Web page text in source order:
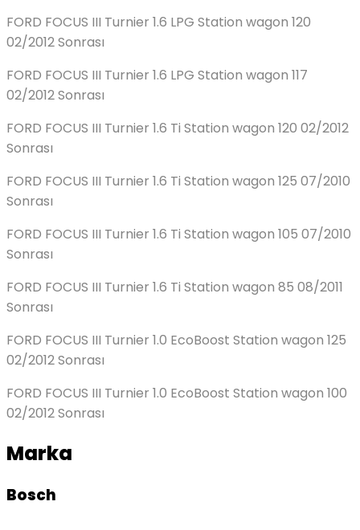
FORD FOCUS III Turnier 1.6 LPG Station wagon 120
02/2012 Sonrası
FORD FOCUS III Turnier 1.6 LPG Station wagon 117
02/2012 Sonrası
FORD FOCUS III Turnier 1.6 Ti Station wagon 120 02/2012
Sonrası
FORD FOCUS III Turnier 1.6 Ti Station wagon 125 07/2010
Sonrası
FORD FOCUS III Turnier 1.6 Ti Station wagon 105 07/2010
Sonrası
FORD FOCUS III Turnier 1.6 Ti Station wagon 85 08/2011
Sonrası
FORD FOCUS III Turnier 1.0 EcoBoost Station wagon 125
02/2012 Sonrası
FORD FOCUS III Turnier 1.0 EcoBoost Station wagon 100
02/2012 Sonrası
Marka
Bosch